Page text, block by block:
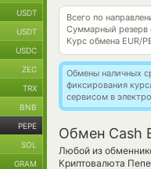
Всего по
Суммарный резерв
Курс обмена EUR/
Обмены наличных
фиксирования
сервисом в
Обмен Cash
Любой из
Криптовалюта
USDT
USDT
USDC
ZEC
TRX
BNB
PEPE
SOL
GRAM